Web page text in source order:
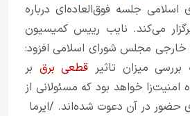
جلسه فوق‌العاده‌ای درباره
می‌کند. نایب رییس کمیسیون
مجلس شورای اسلامی افزود:
میزان تاثیر قطعی برق بر
امنیت‌زا خواهد بود که مسئولانی از
در آن دعوت شده‌اند. /ایرما